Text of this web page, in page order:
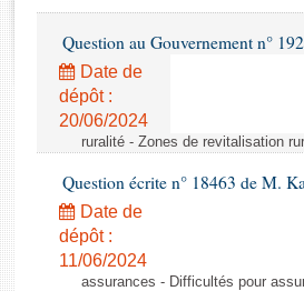
Baromètre de l’application des lois
Dossiers législatifs
Budget et sécurité sociale
Questions écrites et orales
Comptes rendus des débats
Question au Gouvernement n°
Date de
dépôt :
20/06/2024
ruralité - Zones de revitalisation
Question écrite n° 18463 de M.
Date de
dépôt :
11/06/2024
assurances - Difficultés pour